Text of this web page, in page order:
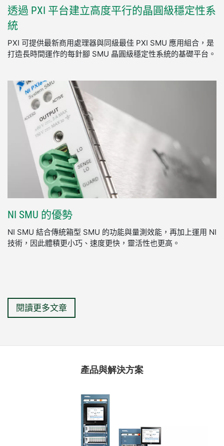
透過 PXI 平台建立高度平行的晶圓級穩定性系
統
PXI 可提供最新商用處理器與同級最佳 PXI SMU 應用組合，是
打造長時間運作的每針腳 SMU 晶圓級穩定性系統的基礎平台。
NI SMU 的優勢
NI SMU 結合傳統箱型 SMU 的功能與量測效能，再加上運用 NI
技術，因此體積更小巧、速度更快，靈活性也更高。
閱讀更多文章
產品與解決方案